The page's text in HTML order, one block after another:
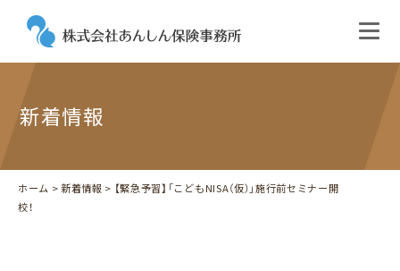
新着情報
ホーム >新着情報 > 【緊急予習】「こどもNISA（仮）」施行前セミナー開
校！